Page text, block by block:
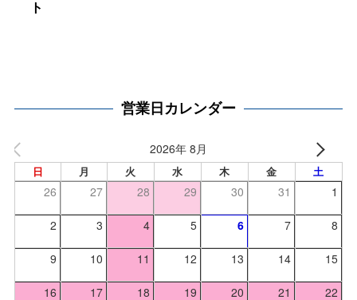
ト
営業日カレンダー
2026年 8月
日 月 火 水 木 金 土
26 27 28 29 30 31 1
2 3 4 5 6 7 8
9 10 11 12 13 14 15
16 17 18 19 20 21 22